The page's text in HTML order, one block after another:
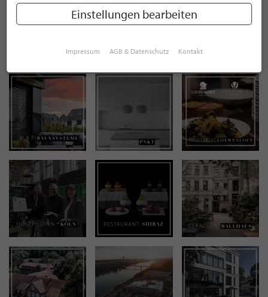
INSTAGRAM
Einstellungen bearbeiten
Impressum AGB & Datenschutz Kontakt